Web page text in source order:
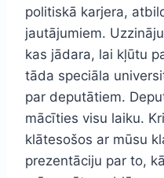
politiskā karjera,
jautājumiem.
kas jādara, lai kļūtu
tāda speciāla
par deputātiem.
mācīties visu laiku.
klātesošos ar mūsu
prezentāciju par to,